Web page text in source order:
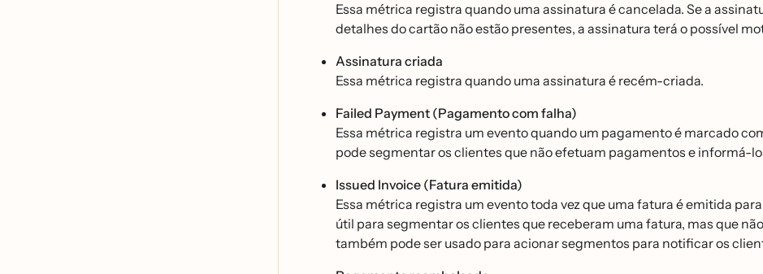
Essa métrica registra quando uma assinatura é cancelada. Se a
detalhes do cartão não estão presentes, a assinatura terá o possível
Assinatura criada
Essa métrica registra quando uma assinatura é recém-criada.
Failed Payment (Pagamento com falha)
Essa métrica registra um evento quando um pagamento é marcado
pode segmentar os clientes que não efetuam pagamentos e informá-
Issued Invoice (Fatura emitida)
Essa métrica registra um evento toda vez que uma fatura é emitida
útil para segmentar os clientes que receberam uma fatura, mas que
também pode ser usado para acionar segmentos para notificar os